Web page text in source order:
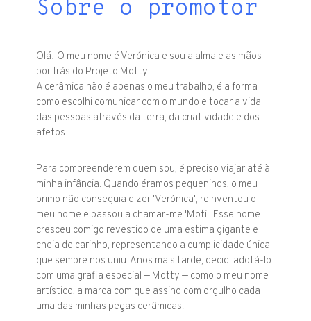
Sobre o promotor
Olá! O meu nome é Verónica e sou a alma e as mãos
por trás do Projeto Motty.
A cerâmica não é apenas o meu trabalho; é a forma
como escolhi comunicar com o mundo e tocar a vida
das pessoas através da terra, da criatividade e dos
afetos.
Para compreenderem quem sou, é preciso viajar até à
minha infância. Quando éramos pequeninos, o meu
primo não conseguia dizer 'Verónica', reinventou o
meu nome e passou a chamar-me 'Moti'. Esse nome
cresceu comigo revestido de uma estima gigante e
cheia de carinho, representando a cumplicidade única
que sempre nos uniu. Anos mais tarde, decidi adotá-lo
com uma grafia especial — Motty — como o meu nome
artístico, a marca com que assino com orgulho cada
uma das minhas peças cerâmicas.